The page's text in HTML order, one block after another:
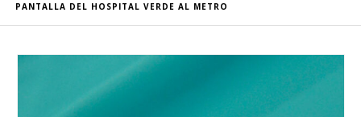
PANTALLA DEL HOSPITAL VERDE AL METRO